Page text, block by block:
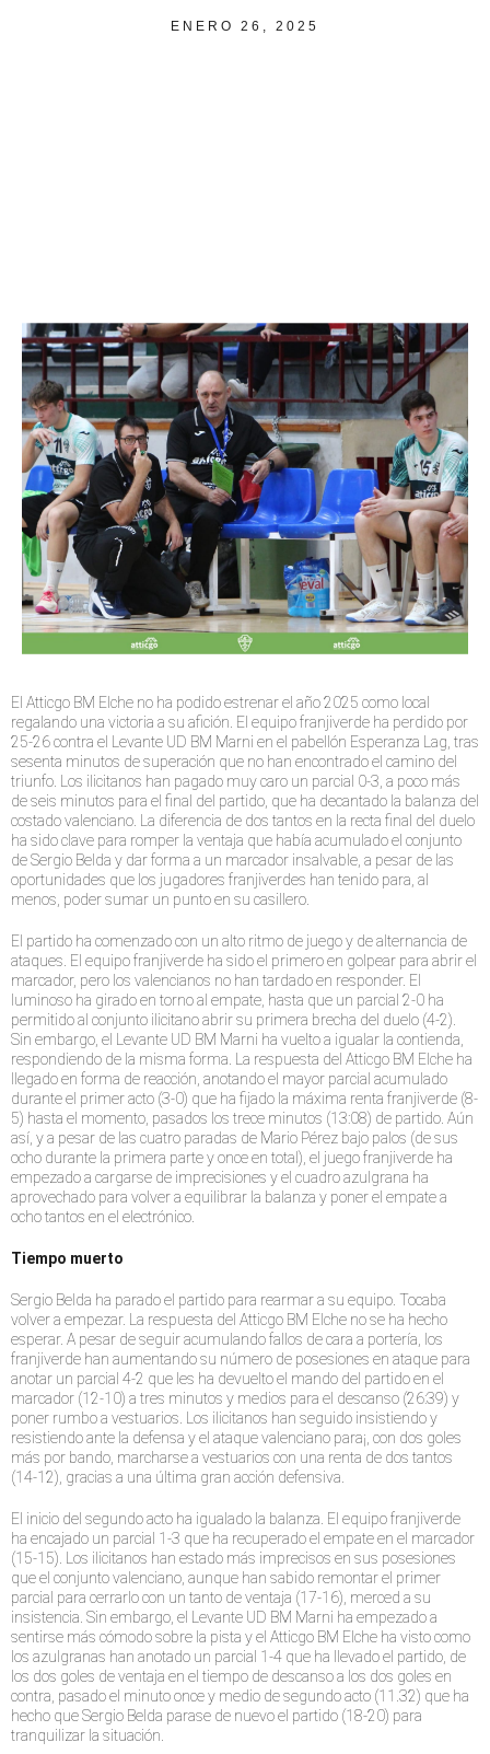
ENERO 26, 2025
El Atticgo BM Elche no ha podido estrenar el año 2025 como local
regalando una victoria a su afición. El equipo franjiverde ha perdido por
25-26 contra el Levante UD BM Marni en el pabellón Esperanza Lag, tras
sesenta minutos de superación que no han encontrado el camino del
triunfo. Los ilicitanos han pagado muy caro un parcial 0-3, a poco más
de seis minutos para el final del partido, que ha decantado la balanza del
costado valenciano. La diferencia de dos tantos en la recta final del duelo
ha sido clave para romper la ventaja que había acumulado el conjunto
de Sergio Belda y dar forma a un marcador insalvable, a pesar de las
oportunidades que los jugadores franjiverdes han tenido para, al
menos, poder sumar un punto en su casillero.
El partido ha comenzado con un alto ritmo de juego y de alternancia de
ataques. El equipo franjiverde ha sido el primero en golpear para abrir el
marcador, pero los valencianos no han tardado en responder. El
luminoso ha girado en torno al empate, hasta que un parcial 2-0 ha
permitido al conjunto ilicitano abrir su primera brecha del duelo (4-2).
Sin embargo, el Levante UD BM Marni ha vuelto a igualar la contienda,
respondiendo de la misma forma. La respuesta del Atticgo BM Elche ha
llegado en forma de reacción, anotando el mayor parcial acumulado
durante el primer acto (3-0) que ha fijado la máxima renta franjiverde (8-
5) hasta el momento, pasados los trece minutos (13:08) de partido. Aún
así, y a pesar de las cuatro paradas de Mario Pérez bajo palos (de sus
ocho durante la primera parte y once en total), el juego franjiverde ha
empezado a cargarse de imprecisiones y el cuadro azulgrana ha
aprovechado para volver a equilibrar la balanza y poner el empate a
ocho tantos en el electrónico.
Tiempo muerto
Sergio Belda ha parado el partido para rearmar a su equipo. Tocaba
volver a empezar. La respuesta del Atticgo BM Elche no se ha hecho
esperar. A pesar de seguir acumulando fallos de cara a portería, los
franjiverde han aumentando su número de posesiones en ataque para
anotar un parcial 4-2 que les ha devuelto el mando del partido en el
marcador (12-10) a tres minutos y medios para el descanso (26:39) y
poner rumbo a vestuarios. Los ilicitanos han seguido insistiendo y
resistiendo ante la defensa y el ataque valenciano para¡, con dos goles
más por bando, marcharse a vestuarios con una renta de dos tantos
(14-12), gracias a una última gran acción defensiva.
El inicio del segundo acto ha igualado la balanza. El equipo franjiverde
ha encajado un parcial 1-3 que ha recuperado el empate en el marcador
(15-15). Los ilicitanos han estado más imprecisos en sus posesiones
que el conjunto valenciano, aunque han sabido remontar el primer
parcial para cerrarlo con un tanto de ventaja (17-16), merced a su
insistencia. Sin embargo, el Levante UD BM Marni ha empezado a
sentirse más cómodo sobre la pista y el Atticgo BM Elche ha visto como
los azulgranas han anotado un parcial 1-4 que ha llevado el partido, de
los dos goles de ventaja en el tiempo de descanso a los dos goles en
contra, pasado el minuto once y medio de segundo acto (11.32) que ha
hecho que Sergio Belda parase de nuevo el partido (18-20) para
tranquilizar la situación.